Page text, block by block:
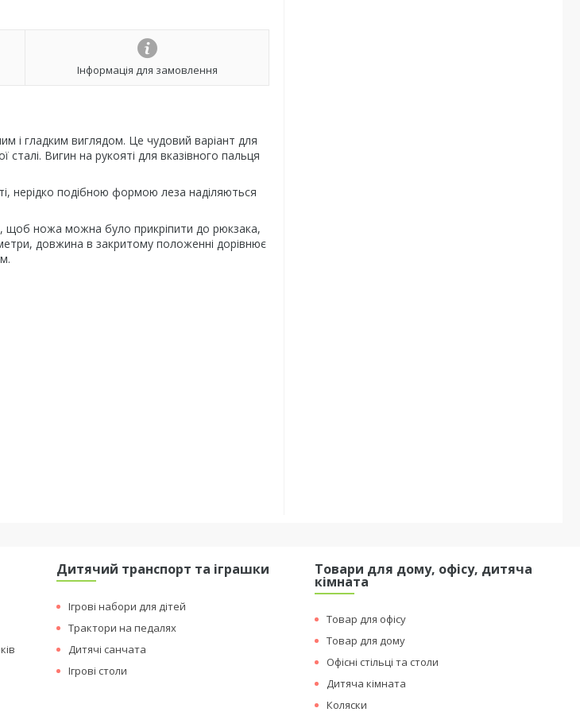
Інформація для замовлення
і гладким виглядом. Це чудовий варіант для
Вигин на рукояті для вказівного пальця
нерідко подібною формою леза наділяються
щоб ножа можна було прикріпити до рюкзака,
довжина в закритому положенні дорівнює
Дитячий транспорт та іграшки
Ігрові набори для дітей
Трактори на педалях
Дитячі санчата
Ігрові столи
Товари для дому, офісу, дитяча
кімната
Товар для офісу
Товар для дому
Офісні стільці та столи
Дитяча кімната
Коляски